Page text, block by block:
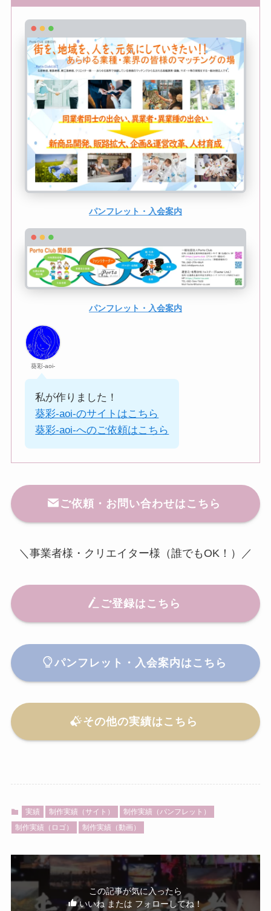
パンフレット・入会案内
パンフレット・入会案内
葵彩-aoi-
私が作りました！
葵彩-aoi-のサイトはこちら
葵彩-aoi-へのご依頼はこちら
ご依頼・お問い合わせはこちら
＼事業者様・クリエイター様（誰でもOK！）／
ご登録はこちら
パンフレット・入会案内はこちら
その他の実績はこちら
実績 制作実績（サイト）
制作実績（パンフレット）
制作実績（ロゴ）
制作実績（動画）
この記事が気に入ったら
いいね または フォローしてね！